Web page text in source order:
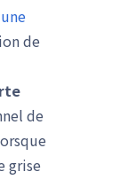
de
de
grise